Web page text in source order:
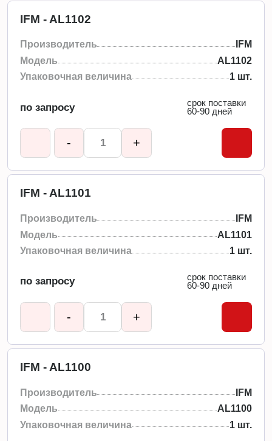
IFM - AL1102
Производитель
IFM
Модель
AL1102
Упаковочная величина
1 шт.
по запросу
срок поставки
60-90 дней
- +
IFM - AL1101
Производитель
IFM
Модель
AL1101
Упаковочная величина
1 шт.
по запросу
срок поставки
60-90 дней
- +
IFM - AL1100
Производитель
IFM
Модель
AL1100
Упаковочная величина
1 шт.